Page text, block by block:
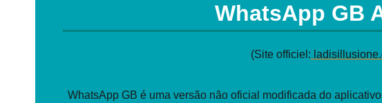
WhatsApp GB
(Site officiel:
WhatsApp GB é uma versão não oficial modificada do